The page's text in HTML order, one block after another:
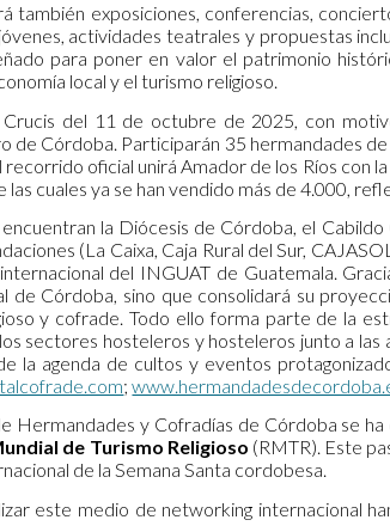
también exposiciones, conferencias,
actividades teatrales y propuestas
para poner en valor el patrimonio
local y el turismo religioso.
del 11 de octubre de 2025, con
de Córdoba. Participarán 35 hermandades
oficial unirá Amador de los Ríos con
las cuales ya se han vendido más de 4.000,
la Diócesis de Córdoba, el
(La Caixa, Caja Rural del Sur,
del INGUAT de Guatemala.
de Córdoba, sino que consolidará su
y cofrade. Todo ello forma parte de la
sectores hosteleros y hosteleros junto a
la agenda de cultos y eventos
;
Hermandades y Cofradías de Córdoba se
de Turismo Religioso (RMTR). Este
de la Semana Santa cordobesa.
este medio de networking internacional